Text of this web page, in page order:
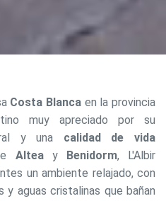
Costa Blanca en la provincia
muy apreciado por su
y una calidad de vida
Alteay Benidorm, L'Albir
un ambiente relajado, con
y aguas cristalinas que bañan